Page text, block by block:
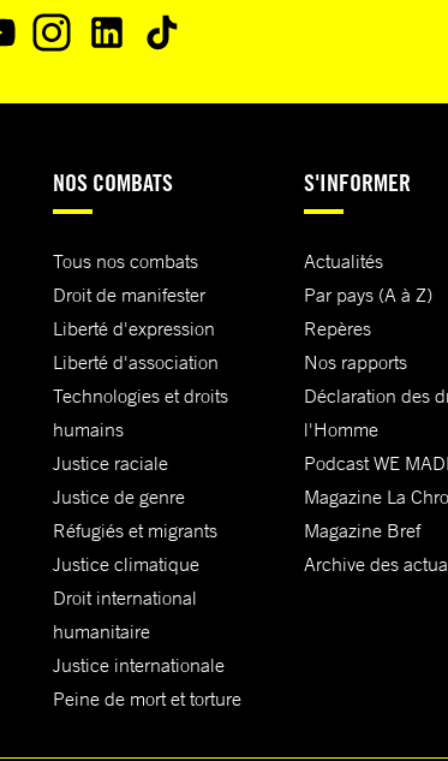
NOS COMBATS
Tous nos combats
Droit de manifester
Liberté d'expression
Liberté d'association
Technologies et droits
humains
Justice raciale
Justice de genre
Réfugiés et migrants
Justice climatique
Droit international
humanitaire
Justice internationale
Peine de mort et torture
S'INFORMER
Actualités
Par pays (A à Z)
Repères
Nos rapports
Déclaration des
l'Homme
Podcast WE
Magazine La
Magazine Bref
Archive des